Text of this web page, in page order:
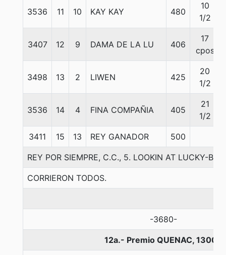
3536 11 10 KAY KAY 480
10
1/2
3407 12 9 DAMA DE LA LU 406
17
cpos
3498 13 2 LIWEN 425
20
1/2
3536 14 4 FINA COMPAÑIA 405
21
1/2
3411 15 13 REY GANADOR 500
REY POR SIEMPRE, C.C., 5. LOOKIN AT LUCKY-
CORRIERON TODOS.
-3680-
12a.- Premio QUENAC, 1300